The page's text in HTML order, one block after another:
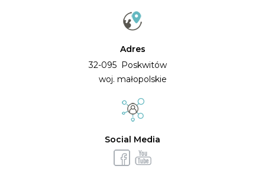
Adres
32-095 Poskwitów
woj. małopolskie
Social Media